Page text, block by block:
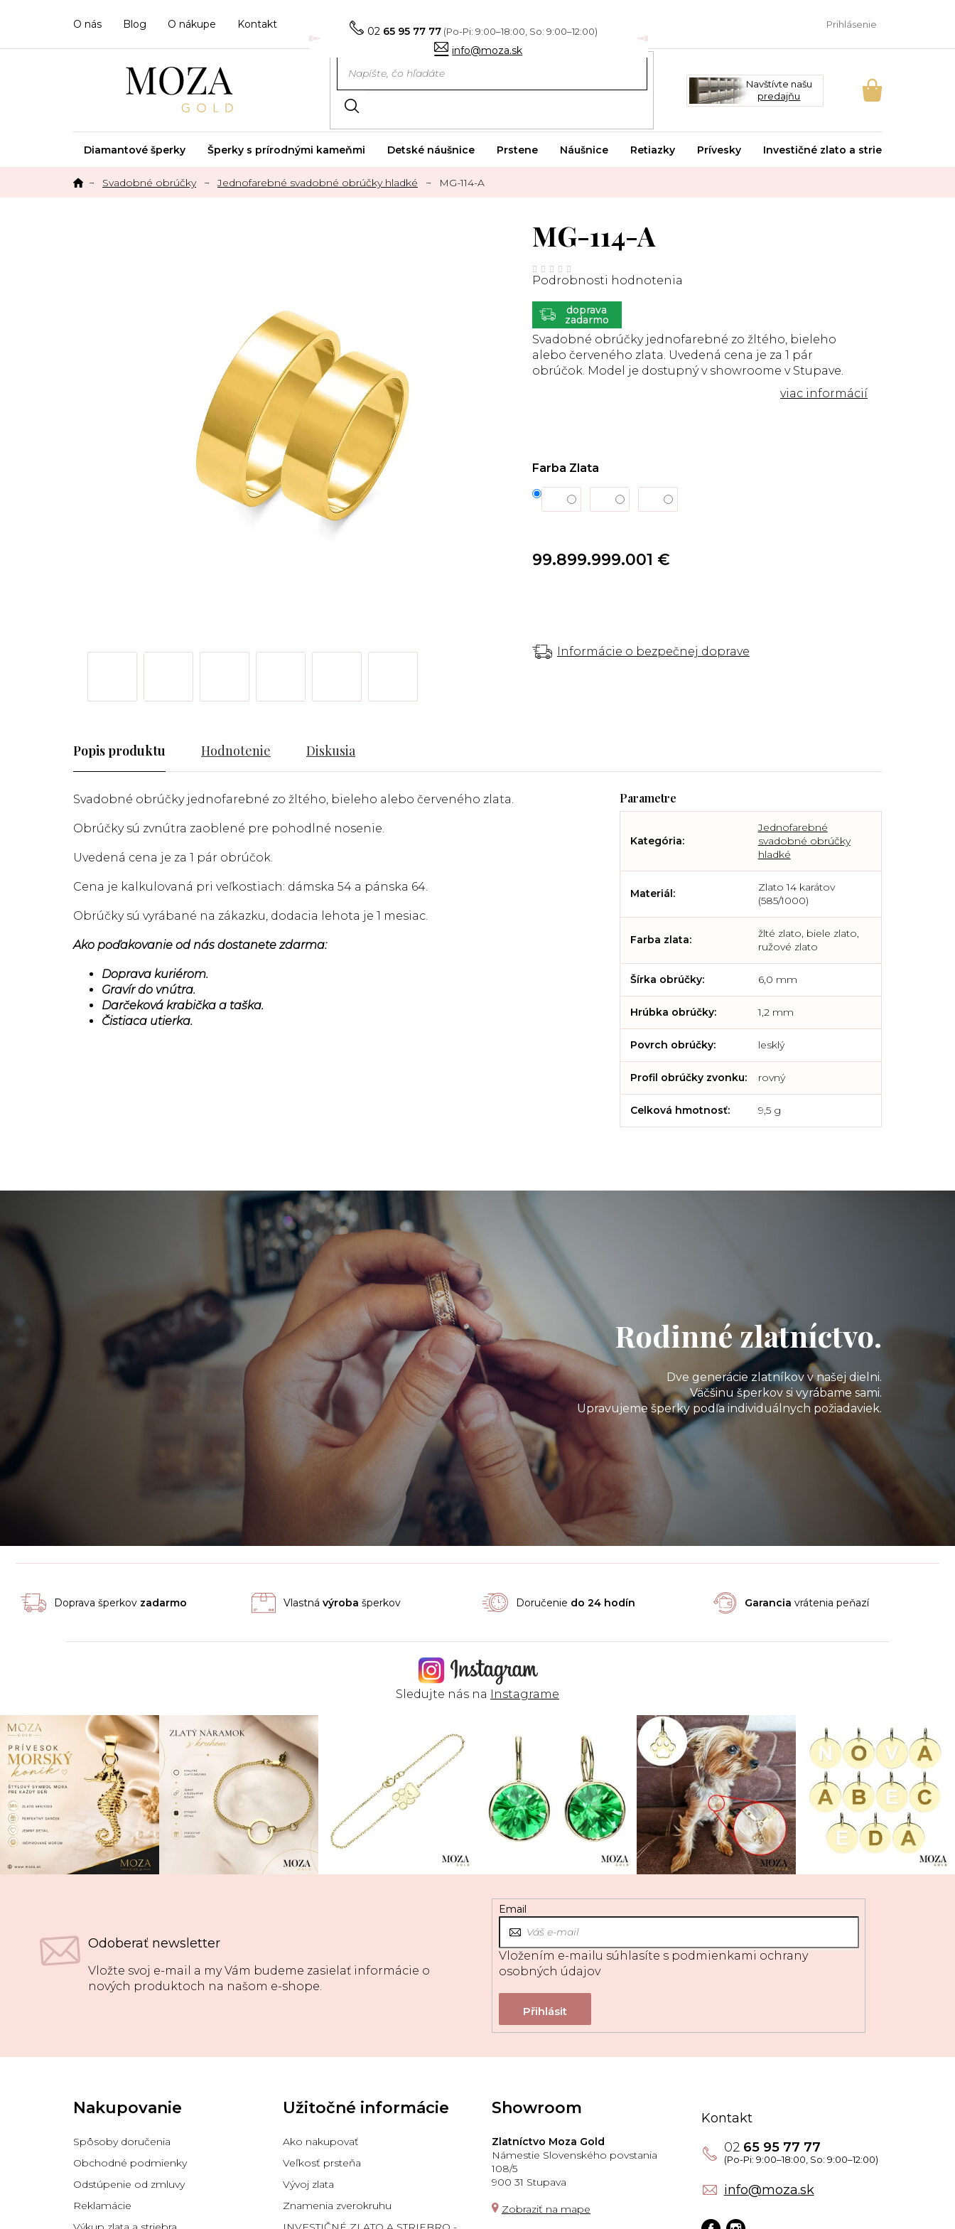
02 65 95 77 77
info@moza.sk
O nás Blog O nákupe Kontakt Prihlásenie
Navštívte našu
predajňu
NÁKUPNÝ
Diamantové šperky Šperky s prírodnými kameňmi Detské náušnice Prstene Náušnice Retiazky Prívesky Investičné zlato a striebro
Svadobné obrúčky Jednofarebné svadobné obrúčky hladké MG-114-A
Farba Zlata
Svadobné obrúčky jednofarebné zo žltého, bieleho
alebo červeného zlata. Uvedená cena je za 1 pár
obrúčok. Model je dostupný v showroome v Stupave.
Informácie o bezpečnej doprave
MG-114-A
Priemerné
hodnotenie
produktu
0,0
hviezdičiek.
Podrobnosti hodnotenia
ZADARMO
99.899.999.001 €
Popis Hodnotenie Diskusia
Svadobné obrúčky jednofarebné zo žltého, bieleho alebo červeného zlata.
Obrúčky sú zvnútra zaoblené pre pohodlné nosenie.
Uvedená cena je za 1 pár obrúčok.
Cena je kalkulovaná pri veľkostiach: dámska 54 a pánska 64.
Obrúčky sú vyrábané na zákazku, dodacia lehota je 1 mesiac.
Ako poďakovanie od nás dostanete zdarma:
Doprava kuriérom.
Gravír do vnútra.
Darčeková krabička a taška.
Čistiaca utierka.
Kategória:
Jednofarebné
svadobné obrúčky
hladké
Materiál:
Zlato 14 karátov
(585/1000)
Farba zlata:
žlté zlato, biele zlato,
ružové zlato
Šírka obrúčky: 6,0 mm
Hrúbka obrúčky: 1,2 mm
Povrch obrúčky: lesklý
Profil obrúčky zvonku: rovný
Celková hmotnosť: 9,5 g
Rodinné zlatníctvo.
Dve generácie zlatníkov v našej dielni.
Väčšinu šperkov si vyrábame sami.
Upravujeme šperky podľa individuálnych požiadaviek.
Doprava šperkov zadarmo Vlastná výroba šperkov Doručenie do 24 hodín Garancia vrátenia peňazí
Sledujte nás na Instagrame
Odoberať newsletter
Vložte svoj e-mail a my Vám budeme zasielať informácie o
nových produktoch na našom e-shope.
Email
Vložením e-mailu súhlasíte s podmienkami ochrany
osobných údajov
Nakupovanie
Spôsoby doručenia
Obchodné podmienky
Odstúpenie od zmluvy
Reklamácie
Užitočné informácie
Ako nakupovať
Veľkosť prsteňa
Vývoj zlata
Znamenia zverokruhu
Showroom
Zlatníctvo Moza Gold
Námestie Slovenského povstania
108/5
900 31 Stupava
Zobraziť na mape
Kontakt
info@moza.sk
0265 95 77 77